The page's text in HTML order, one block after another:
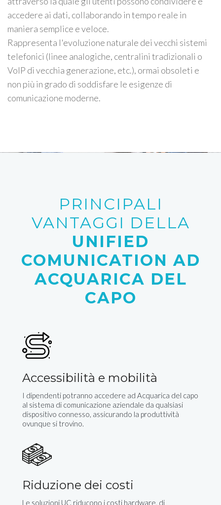
accedere ai dati, collaborando in tempo reale in
maniera semplice e veloce.
Rappresenta l'evoluzione naturale dei vecchi sistemi
telefonici (linee analogiche, centralini tradizionali o
VoIP di vecchia generazione, etc.), ormai obsoleti e
non più in grado di soddisfare le esigenze di
comunicazione moderne.
PRINCIPALI
VANTAGGI DELLA
UNIFIED
COMUNICATION AD
ACQUARICA DEL
CAPO
Accessibilità e mobilità
I dipendenti potranno accedere ad Acquarica del capo
al sistema di comunicazione aziendale da qualsiasi
dispositivo connesso, assicurando la produttività
ovunque si trovino.
Riduzione dei costi
Le soluzioni UC riducono i costi hardware, di